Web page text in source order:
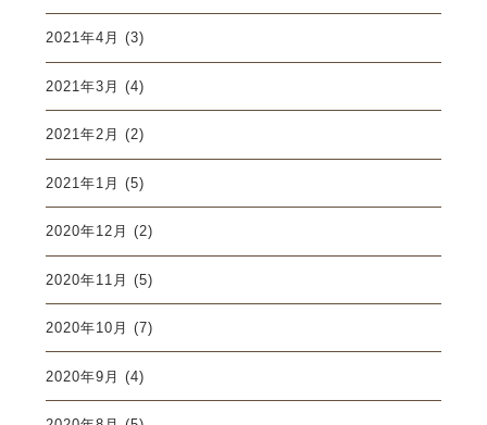
2021年4月 (3)
2021年3月 (4)
2021年2月 (2)
2021年1月 (5)
2020年12月 (2)
2020年11月 (5)
2020年10月 (7)
2020年9月 (4)